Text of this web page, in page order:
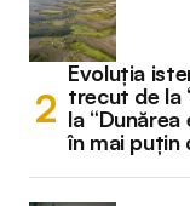
Evoluția
trecut de la
la
în mai puțin